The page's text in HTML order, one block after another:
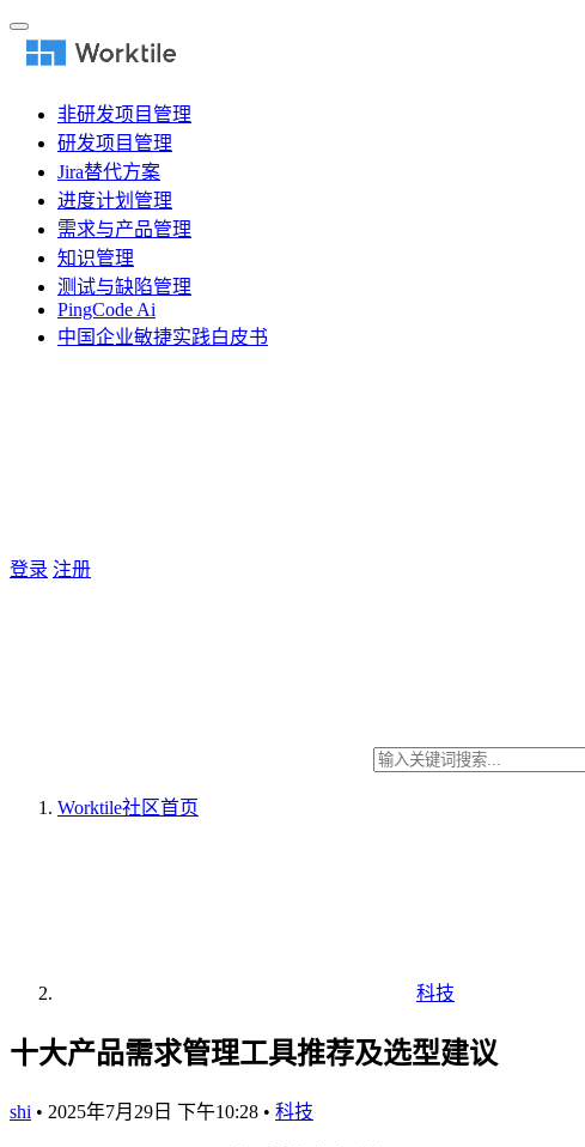
非研发项目管理
研发项目管理
Jira替代方案
进度计划管理
需求与产品管理
知识管理
测试与缺陷管理
PingCode Ai
中国企业敏捷实践白皮书
登录 注册
Worktile社区首页
科技
十大产品需求管理工具推荐及选型建议
shi • 2025年7月29日 下午10:28 • 科技